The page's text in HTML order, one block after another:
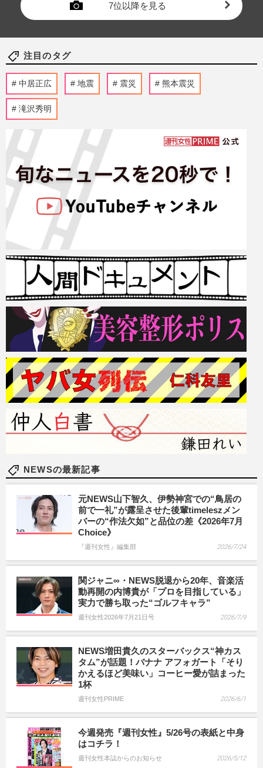
7位以降を見る
注目のタグ
中居正広 地震 震災 熊本震災
滝沢秀明
NEWSの最新記事
元NEWS山下智久、伊勢神宮での“鳥居の
前で一礼”が露呈させた後輩timeleszメン
バーの“作法欠如”と品位の差《2026年7月
Choice》
『週刊女性』編集部 2026/7/24
関ジャニ∞・NEWS脱退から20年、音楽活
動再開の内博貴が「プロを目指している」
実力で勝ち取った“ゴルフキャラ”
週刊女性2026年7月21日号 2026/7/9
NEWS増田貴久のスターバックス“神カス
タム”が話題！バナナ アフォガート「そり
かえるほど美味い」コーヒー愛が詰まった
1杯
週刊女性PRIME 2026/6/1
今週発売『週刊女性』5/26号の表紙と中身
はコチラ！
週刊女性本誌からのお知らせ 2026/5/12